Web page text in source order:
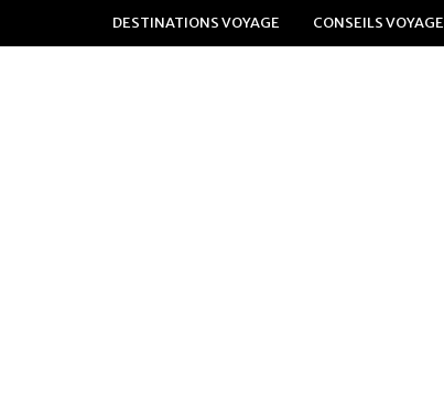
DESTINATIONS VOYAGE CONSEILS VOYAGE